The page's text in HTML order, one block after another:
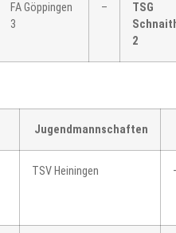
FA Göppingen
3
–
TSG
2
Jugendmannschaften
TSV Heiningen